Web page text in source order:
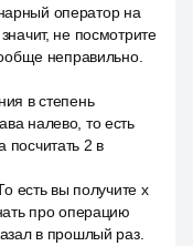
оператор на
не посмотрите
неправильно.
в степень
налево, то есть
посчитать 2 в
есть вы получите x
про операцию
в прошлый раз.